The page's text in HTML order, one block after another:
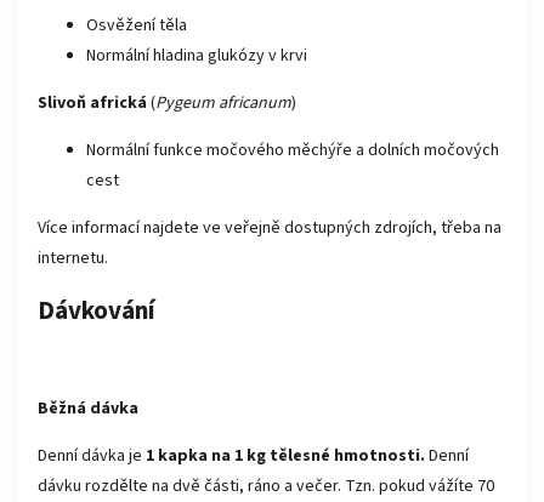
Osvěžení těla
Normální hladina glukózy v krvi
Slivoň africká (Pygeum africanum)
Normální funkce močového měchýře a dolních močových
cest
Více informací najdete ve veřejně dostupných zdrojích, třeba na
internetu.
Dávkování
Běžná dávka
Denní dávka je 1 kapka na 1 kg tělesné hmotnosti. Denní
dávku rozdělte na dvě části, ráno a večer. Tzn. pokud vážíte 70